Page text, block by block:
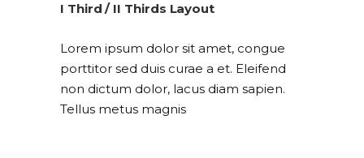
I Third / II Thirds Layout
Lorem ipsum dolor sit amet, congue
porttitor sed duis curae a et. Eleifend
non dictum dolor, lacus diam sapien.
Tellus metus magnis